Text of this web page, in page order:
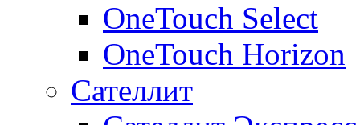
OneTouch Select
OneTouch Horizon
Сателлит